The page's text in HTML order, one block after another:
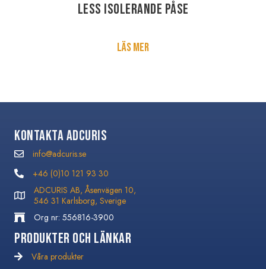
LESS isolerande påse
Läs mer
Kontakta Adcuris
info@adcuris.se
info@adcuris.se
+46 (0)10 121 93 30
+46 (0)10 121 93 30
ADCURIS AB, Åsenvägen 10,
546 31 Karlsborg, Sverige
Org nr: 556816-3900
Produkter och Länkar
Våra produkter